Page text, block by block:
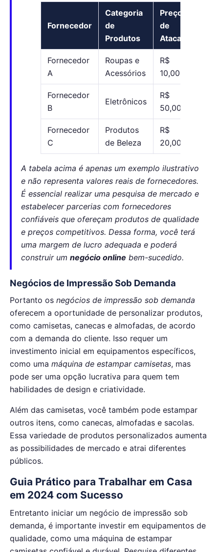
Fornecedor
Categoria
de
Produtos
Preço
de
Atacado
Fornecedor
A
Roupas e
Acessórios
R$
10,00
Fornecedor
B
Eletrônicos
R$
50,00
Fornecedor
C
Produtos
de Beleza
R$
20,00
A tabela acima é apenas um exemplo ilustrativo
e não representa valores reais de fornecedores.
É essencial realizar uma pesquisa de mercado e
estabelecer parcerias com fornecedores
confiáveis que ofereçam produtos de qualidade
e preços competitivos. Dessa forma, você terá
uma margem de lucro adequada e poderá
construir umnegócio online bem-sucedido.
Negócios de Impressão Sob Demanda
Portanto os negócios de impressão sob demanda
oferecem a oportunidade de personalizar produtos,
como camisetas, canecas e almofadas, de acordo
com a demanda do cliente. Isso requer um
investimento inicial em equipamentos específicos,
como uma máquina de estampar camisetas, mas
pode ser uma opção lucrativa para quem tem
habilidades de design e criatividade.
Além das camisetas, você também pode estampar
outros itens, como canecas, almofadas e sacolas.
Essa variedade de produtos personalizados aumenta
as possibilidades de mercado e atrai diferentes
públicos.
Guia Prático para Trabalhar em Casa
em 2024 com Sucesso
Entretanto iniciar um negócio de impressão sob
demanda, é importante investir em equipamentos de
qualidade, como uma máquina de estampar